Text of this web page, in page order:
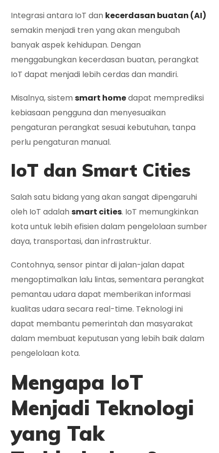
Integrasi antara IoT dan kecerdasan buatan (AI)
semakin menjadi tren yang akan mengubah
banyak aspek kehidupan. Dengan
menggabungkan kecerdasan buatan, perangkat
IoT dapat menjadi lebih cerdas dan mandiri.
Misalnya, sistemsmart homedapat memprediksi
kebiasaan pengguna dan menyesuaikan
pengaturan perangkat sesuai kebutuhan, tanpa
perlu pengaturan manual.
IoT dan Smart Cities
Salah satu bidang yang akan sangat dipengaruhi
oleh IoT adalahsmart cities. IoT memungkinkan
kota untuk lebih efisien dalam pengelolaan sumber
daya, transportasi, dan infrastruktur.
Contohnya, sensor pintar di jalan-jalan dapat
mengoptimalkan lalu lintas, sementara perangkat
pemantau udara dapat memberikan informasi
kualitas udara secara real-time. Teknologi ini
dapat membantu pemerintah dan masyarakat
dalam membuat keputusan yang lebih baik dalam
pengelolaan kota.
Mengapa IoT
Menjadi Teknologi
yang Tak